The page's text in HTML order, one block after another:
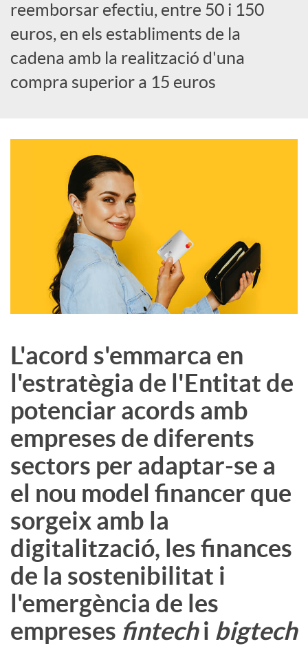
a
l
reemborsar efectiu, entre 50 i 150
euros, en els establiments de la
cadena amb la realització d'una
compra superior a 15 euros
L'acord s'emmarca en
l'estratègia de l'Entitat de
potenciar acords amb
empreses de diferents
sectors per adaptar-se a
el nou model financer que
sorgeix amb la
digitalització, les finances
de la sostenibilitat i
l'emergència de les
empreses fintechi bigtech